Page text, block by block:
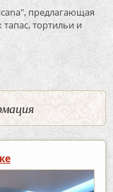
предлагающая
тортильи и